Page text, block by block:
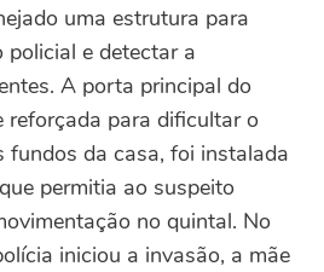
uma estrutura para
e detectar a
A porta principal do
reforçada para dificultar o
fundos da casa, foi instalada
permitia ao suspeito
no quintal. No
iniciou a invasão, a mãe